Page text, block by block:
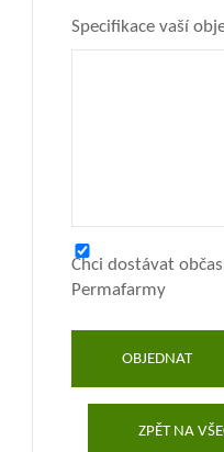
Specifikace vaší
Chci dostávat
Permafarmy
OBJEDNAT
ZPĚT NA